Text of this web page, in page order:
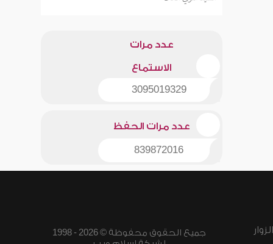
عدد مرات
الاستماع
3095019329
عدد مرات الحفظ
839872016
جميع الحقوق محفوظة © 2026 - 1998